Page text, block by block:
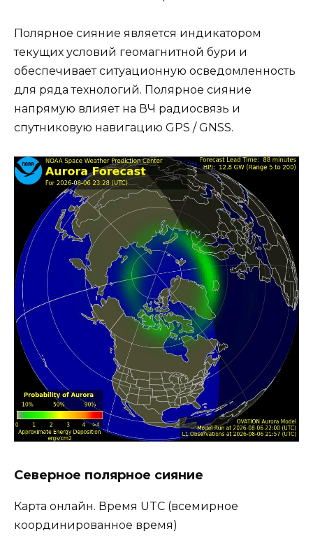
Полярное сияние является индикатором
текущих условий геомагнитной бури и
обеспечивает ситуационную осведомленность
для ряда технологий. Полярное сияние
напрямую влияет на ВЧ радиосвязь и
спутниковую навигацию GPS / GNSS.
Северное полярное сияние
Карта онлайн. Время UTC (всемирное
координированное время)